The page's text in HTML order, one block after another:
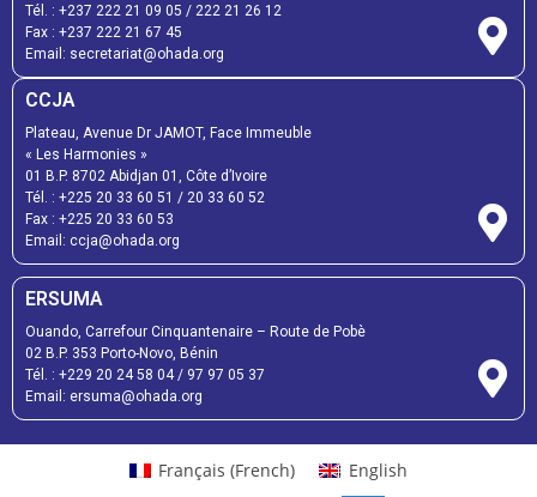
Tél. : +237 222 21 09 05 / 222 21 26 12
Fax : +237 222 21 67 45
Email: secretariat@ohada.org
CCJA
Plateau, Avenue Dr JAMOT, Face Immeuble
« Les Harmonies »
01 B.P. 8702 Abidjan 01, Côte d’Ivoire
Tél. : +225 20 33 60 51 / 20 33 60 52
Fax : +225 20 33 60 53
Email: ccja@ohada.org
ERSUMA
Ouando, Carrefour Cinquantenaire – Route de Pobè
02 B.P. 353 Porto-Novo, Bénin
Tél. : +229 20 24 58 04/ 97 97 05 37
Email: ersuma@ohada.org
Français (French)
English